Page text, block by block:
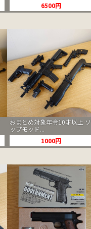
6500円
おまとめ対象年令10才以上 ソ
ップモッド...
1000円